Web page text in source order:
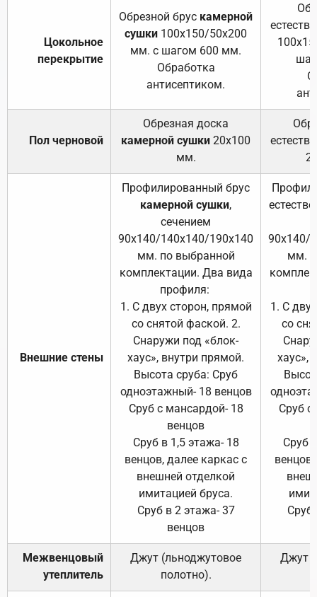
Цокольное
перекрытие
Обрезной брус камерной
сушки 100х150/50х200
мм. с шагом 600 мм.
Обработка
антисептиком.
Пол черновой
Обрезная доска
камерной сушки 20х100
мм.
Внешние стены
Профилированный брус
камерной сушки,
сечением
90х140/140х140/190х140
мм. по выбранной
комплектации. Два вида
профиля:
1. С двух сторон, прямой
со снятой фаской. 2.
Снаружи под «блок-
хаус», внутри прямой.
Высота сруба: Сруб
одноэтажный- 18 венцов
Сруб с мансардой- 18
венцов
Сруб в 1,5 этажа- 18
венцов, далее каркас с
внешней отделкой
имитацией бруса.
Сруб в 2 этажа- 37
венцов
90х140/
мм.
1. С
со
хаус»,
Сруб с
Сруб
Сруб
Межвенцовый
утеплитель
Джут (льноджутовое
полотно).
Джут